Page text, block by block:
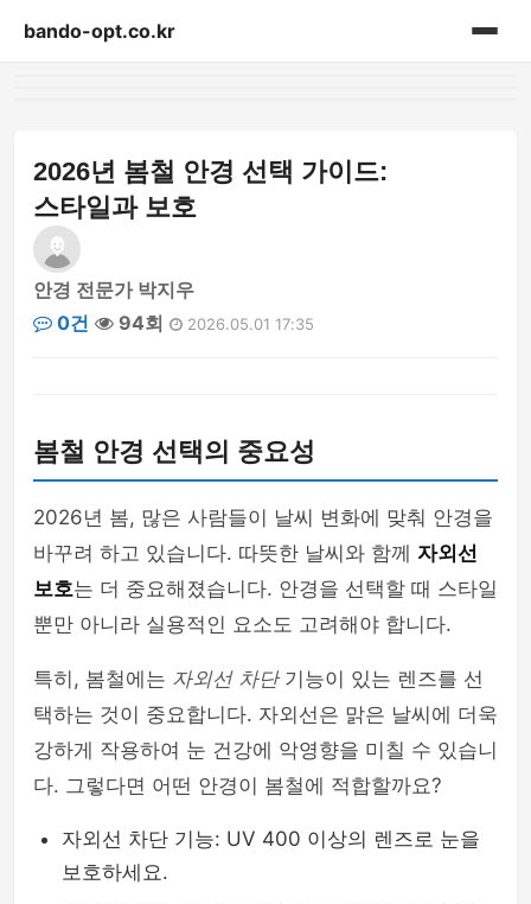
bando-opt.co.kr
2026년 봄철 안경 선택 가이드:
스타일과 보호
안경 전문가 박지우
0건
94회 2026.05.01 17:35
봄철 안경 선택의 중요성
2026년 봄, 많은 사람들이 날씨 변화에 맞춰 안경을
바꾸려 하고 있습니다. 따뜻한 날씨와 함께 자외선
보호는 더 중요해졌습니다. 안경을 선택할 때 스타일
뿐만 아니라 실용적인 요소도 고려해야 합니다.
특히, 봄철에는 자외선 차단기능이 있는 렌즈를 선
택하는 것이 중요합니다. 자외선은 맑은 날씨에 더욱
강하게 작용하여 눈 건강에 악영향을 미칠 수 있습니
다. 그렇다면 어떤 안경이 봄철에 적합할까요?
자외선 차단 기능: UV 400 이상의 렌즈로 눈을
보호하세요.